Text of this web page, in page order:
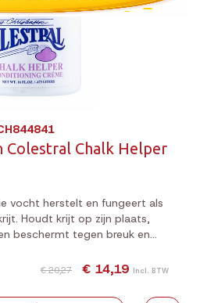
Colestral Chalk Helper
vocht herstelt en fungeert als
Houdt krijt op zijn plaats,
beschermt tegen breuk en
€ 20,27 € 14,19 Incl. BTW